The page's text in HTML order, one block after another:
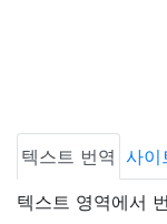
텍스트 번역 사이
텍스트 영역에서